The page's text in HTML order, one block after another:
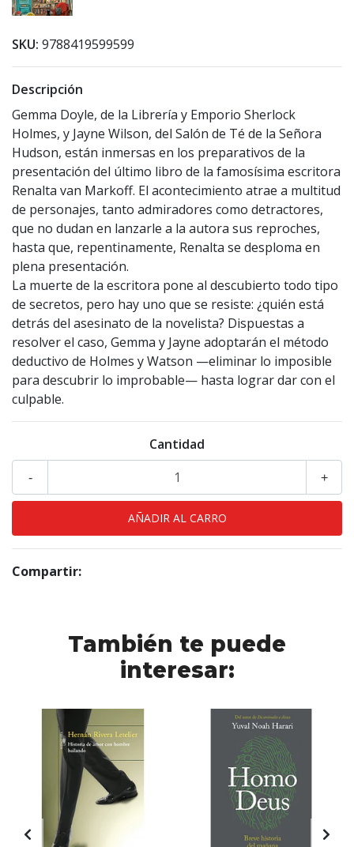
SKU: 9788419599599
Descripción
Gemma Doyle, de la Librería y Emporio Sherlock
Holmes, y Jayne Wilson, del Salón de Té de la Señora
Hudson, están inmersas en los preparativos de la
presentación del último libro de la famosísima escritora
Renalta van Markoff. El acontecimiento atrae a multitud
de personajes, tanto admiradores como detractores,
que no dudan en lanzarle a la autora sus reproches,
hasta que, repentinamente, Renalta se desploma en
plena presentación.
La muerte de la escritora pone al descubierto todo tipo
de secretos, pero hay uno que se resiste: ¿quién está
detrás del asesinato de la novelista? Dispuestas a
resolver el caso, Gemma y Jayne adoptarán el método
deductivo de Holmes y Watson —eliminar lo imposible
para descubrir lo improbable— hasta lograr dar con el
culpable.
Cantidad
+
-
Compartir:
También te puede
interesar: